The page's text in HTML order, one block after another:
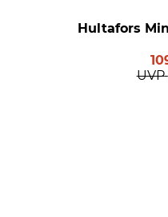
Hultafors
UVP